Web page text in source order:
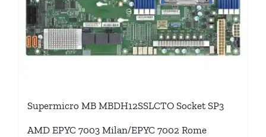
Supermicro MB MBDH12SSLCTO Socket SP3
AMD EPYC 7003 Milan/EPYC 7002 Rome